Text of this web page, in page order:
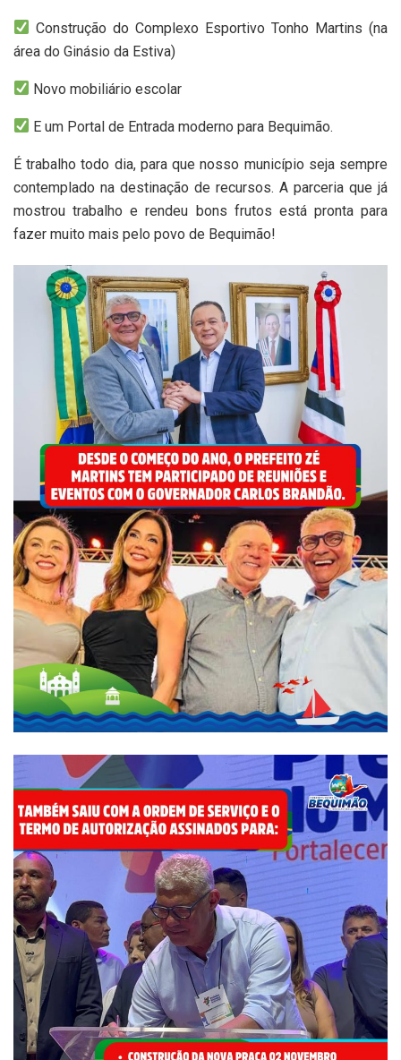
Construção do Complexo Esportivo Tonho Martins (na
área do Ginásio da Estiva)
Novo mobiliário escolar
E um Portal de Entrada moderno para Bequimão.
É trabalho todo dia, para que nosso município seja sempre
contemplado na destinação de recursos. A parceria que já
mostrou trabalho e rendeu bons frutos está pronta para
fazer muito mais pelo povo de Bequimão!